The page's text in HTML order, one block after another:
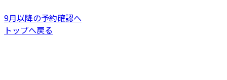
9月以降の予約確認へ
トップへ戻る